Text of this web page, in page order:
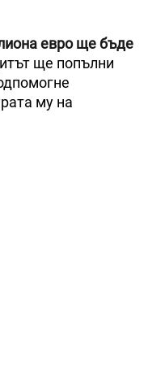
евро ще бъде
ще попълни
му на